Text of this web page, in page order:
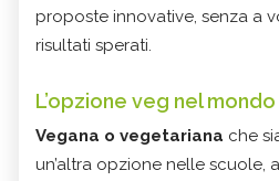
proposte innovative, senza a
risultati sperati.
L’opzione veg nel mondo
Vegana o vegetariana che
un’altra opzione nelle scuole,